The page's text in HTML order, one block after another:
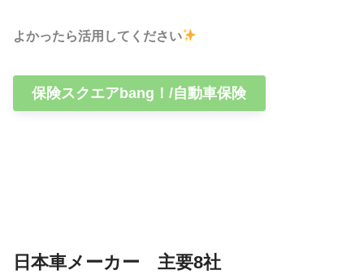
よかったら活用してください
保険スクエアbang！/自動車保険
日本車メーカー 主要8社